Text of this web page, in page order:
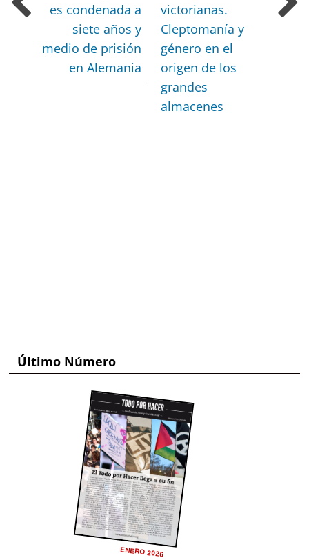
es condenada a
siete años y
medio de prisión
en Alemania
victorianas.
Cleptomanía y
género en el
origen de los
grandes
almacenes
Último Número
ENERO 2026